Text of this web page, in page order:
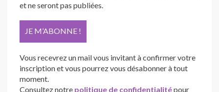
et ne seront pas publiées.
Vous recevrez un mail vous invitant à confirmer votre
inscription et vous pourrez vous désabonner à tout
moment.
Consultez notre politique de confidentialitépour